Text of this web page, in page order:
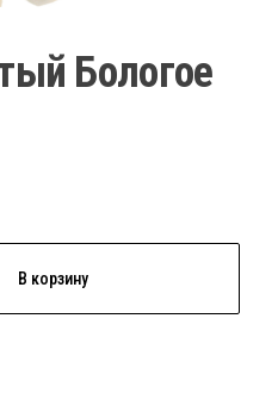
Бологое
В корзину